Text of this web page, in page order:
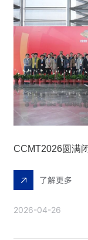
2026-04-26
了解更多